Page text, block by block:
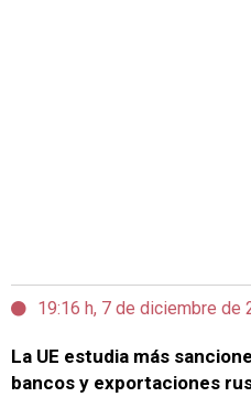
19:16 h, 7 de diciembre de
La UE estudia más
bancos y exportaciones